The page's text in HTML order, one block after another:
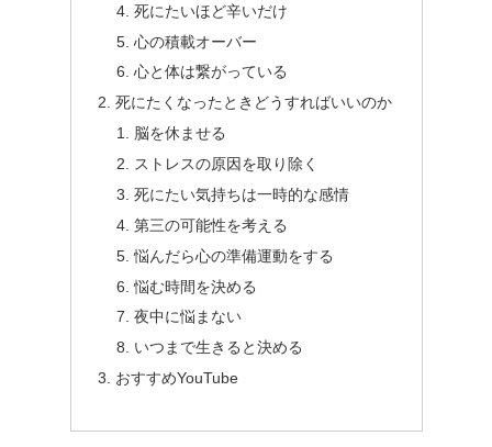
死にたいほど辛いだけ
心の積載オーバー
心と体は繋がっている
死にたくなったときどうすればいいのか
脳を休ませる
ストレスの原因を取り除く
死にたい気持ちは一時的な感情
第三の可能性を考える
悩んだら心の準備運動をする
悩む時間を決める
夜中に悩まない
いつまで生きると決める
おすすめYouTube